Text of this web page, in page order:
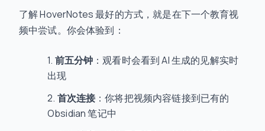
了解 HoverNotes 最好的方式，就是在下一个教育视
频中尝试。你会体验到：
前五分钟 ：观看时会看到 AI 生成的见解实时
出现
首次连接：你将把视频内容链接到已有的
Obsidian 笔记中